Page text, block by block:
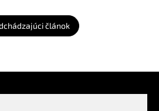
článok